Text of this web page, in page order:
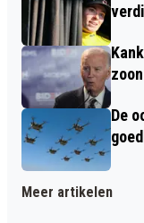
De
Meer artikelen